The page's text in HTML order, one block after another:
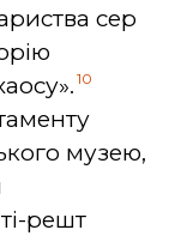
сер
10
музею,
решт